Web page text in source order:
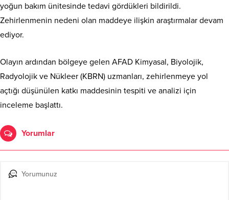
yoğun bakım ünitesinde tedavi gördükleri bildirildi.
Zehirlenmenin nedeni olan maddeye ilişkin araştırmalar devam
ediyor.
Olayın ardından bölgeye gelen AFAD Kimyasal, Biyolojik,
Radyolojik ve Nükleer (KBRN) uzmanları, zehirlenmeye yol
açtığı düşünülen katkı maddesinin tespiti ve analizi için
inceleme başlattı.
Yorumlar